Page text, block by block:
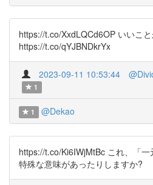
https://t.co/XxdLQCd6OP いいこ
https://t.co/qYJBNDkrYx
2023-09-11 10:53:44
1
1 @Dekao
https://t.co/Ki6IWjMtBc これ、「
特殊な意味があったりしますか?